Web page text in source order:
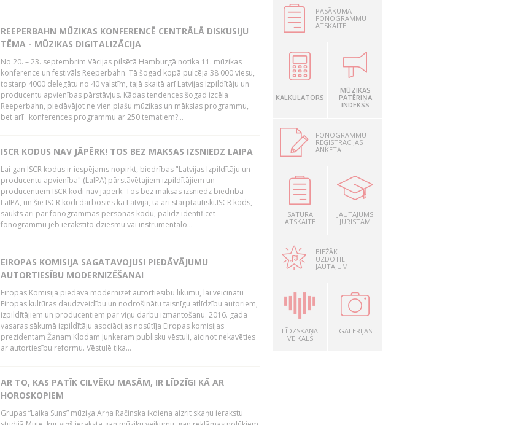
REEPERBAHN MŪZIKAS KONFERENCĒ CENTRĀLĀ DISKUSIJU
TĒMA - MŪZIKAS DIGITALIZĀCIJA
No 20. – 23. septembrim Vācijas pilsētā Hamburgā notika 11. mūzikas
konference un festivāls Reeperbahn. Tā šogad kopā pulcēja 38 000 viesu,
tostarp 4000 delegātu no 40 valstīm, tajā skaitā arī Latvijas Izpildītāju un
producentu apvienības pārstāvjus. Kādas tendences šogad izcēla
Reeperbahn, piedāvājot ne vien plašu mūzikas un mākslas programmu,
bet arī konferences programmu ar 250 tematiem?...
ISCR KODUS NAV JĀPĒRK! TOS BEZ MAKSAS IZSNIEDZ LAIPA
Lai gan ISCR kodus ir iespējams nopirkt, biedrības "Latvijas Izpildītāju un
producentu apvienība" (LaIPA) pārstāvētajiem izpildītājiem un
producentiem ISCR kodi nav jāpērk. Tos bez maksas izsniedz biedrība
LaIPA, un šie ISCR kodi darbosies kā Latvijā, tā arī starptautiski.ISCR kods,
saukts arī par fonogrammas personas kodu, palīdz identificēt
fonogrammu jeb ierakstīto dziesmu vai instrumentālo...
EIROPAS KOMISIJA SAGATAVOJUSI PIEDĀVĀJUMU
AUTORTIESĪBU MODERNIZĒŠANAI
Eiropas Komisija piedāvā modernizēt autortiesību likumu, lai veicinātu
Eiropas kultūras daudzveidību un nodrošinātu taisnīgu atlīdzību autoriem,
izpildītājiem un producentiem par viņu darbu izmantošanu. 2016. gada
vasaras sākumā izpildītāju asociācijas nosūtīja Eiropas komisijas
prezidentam Žanam Klodam Junkeram publisku vēstuli, aicinot nekavēties
ar autortiesību reformu. Vēstulē tika...
AR TO, KAS PATĪK CILVĒKU MASĀM, IR LĪDZĪGI KĀ AR
HOROSKOPIEM
Grupas “Laika Suns” mūziķa Arņa Račinska ikdiena aizrit skaņu ierakstu
PASĀKUMA
FONOGRAMMU
ATSKAITE
KALKULATORS
MŪZIKAS
PATĒRIŅA
INDEKSS
FONOGRAMMU
REĢISTRĀCIJAS
ANKETA
SATURA
ATSKAITE
JAUTĀJUMS
JURISTAM
BIEŽĀK
UZDOTIE
JAUTĀJUMI
LĪDZSKAŅA
VEIKALS
GALERIJAS